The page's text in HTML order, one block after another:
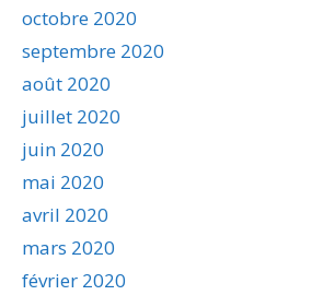
octobre 2020
septembre 2020
août 2020
juillet 2020
juin 2020
mai 2020
avril 2020
mars 2020
février 2020